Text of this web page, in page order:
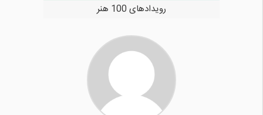
خرید و فروش آثار هنری